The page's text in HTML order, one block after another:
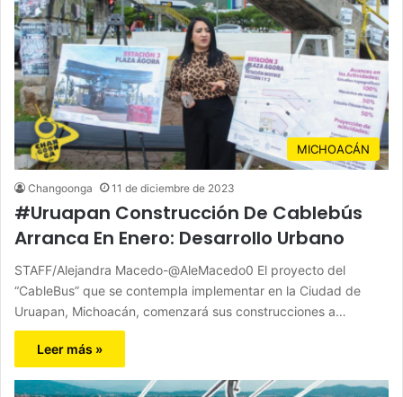
MICHOACÁN
Changoonga 11 de diciembre de 2023
#Uruapan Construcción De Cablebús
Arranca En Enero: Desarrollo Urbano
STAFF/Alejandra Macedo-@AleMacedo0 El proyecto del
“CableBus” que se contempla implementar en la Ciudad de
Uruapan, Michoacán, comenzará sus construcciones a…
Leer más »